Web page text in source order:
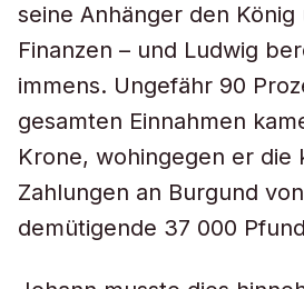
seine Anhänger den König
Finanzen – und Ludwig
immens. Ungefähr 90
gesamten Einnahmen
Krone, wohingegen er die
Zahlungen an Burgund
demütigende 37 000